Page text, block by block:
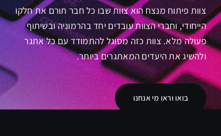
צוות פיתוח מנצח הוא צוות שבו כל חבר תורם את חלקו
הייחודי, וחברי הצוות עובדים יחד בהרמוניה ובשיתוף
פעולה מלא. צוות כזה מסוגל להתמודד עם כל אתגר
ולהשיג את היעדים המאתגרים ביותר.
בואו וראו מי אנחנו